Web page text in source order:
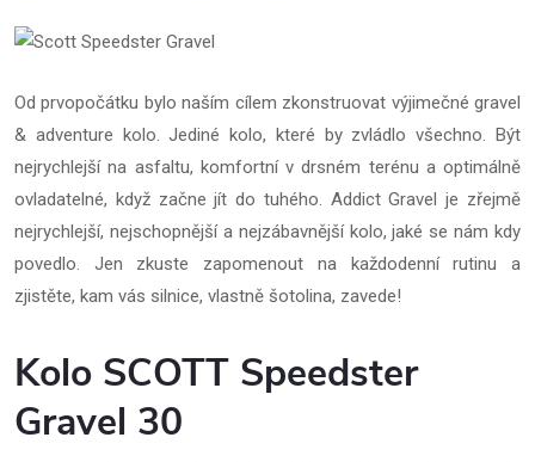
Od prvopočátku bylo naším cílem zkonstruovat výjimečné gravel
& adventure kolo. Jediné kolo, které by zvládlo všechno. Být
nejrychlejší na asfaltu, komfortní v drsném terénu a optimálně
ovladatelné, když začne jít do tuhého. Addict Gravel je zřejmě
nejrychlejší, nejschopnější a nejzábavnější kolo, jaké se nám kdy
povedlo. Jen zkuste zapomenout na každodenní rutinu a
zjistěte, kam vás silnice, vlastně šotolina, zavede!
Kolo SCOTT Speedster
Gravel 30